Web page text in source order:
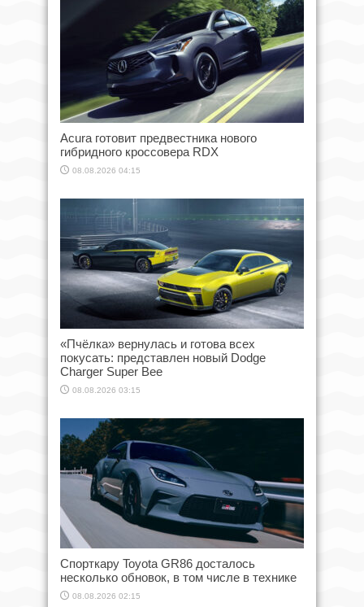
Acura готовит предвестника нового
гибридного кроссовера RDX
08.08.2026 04:15
«Пчёлка» вернулась и готова всех
покусать: представлен новый Dodge
Charger Super Bee
08.08.2026 03:15
Спорткару Toyota GR86 досталось
несколько обновок, в том числе в технике
08.08.2026 02:15